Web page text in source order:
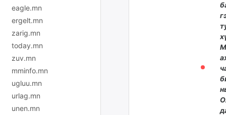
eagle.mn
ergelt.mn
zarig.mn
today.mn
zuv.mn
mminfo.mn
ugluu.mn
urlag.mn
unen.mn